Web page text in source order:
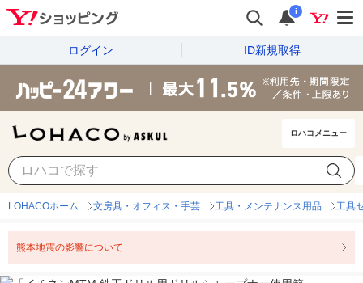
i
ログイン ID新規取得
ロハコメニュー
LOHACOホーム 文房具・オフィス・手芸 工具・メンテナンス用品 工具
熊本地震の影響について